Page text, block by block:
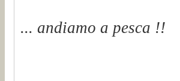
... andiamo a pesca !!